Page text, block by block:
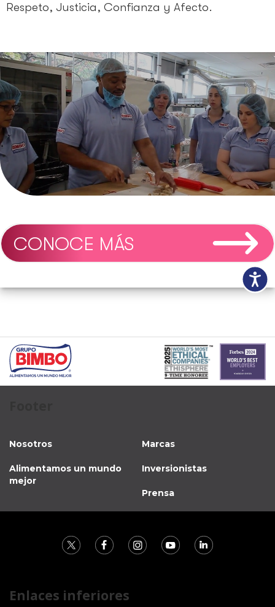
Respeto, Justicia, Confianza y Afecto.
CONOCE MÁS
Nosotros
Alimentamos un mundo
mejor
Marcas
Inversionistas
Prensa
Enlaces inferiores